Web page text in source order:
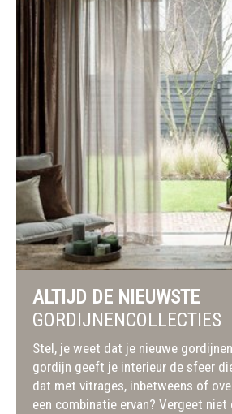
ALTIJD DE NIEUWSTE
GORDIJNENCOLLECTIES
Stel, je weet dat je nieuwe
gordijn geeft je interieur de sfeer
dat met vitrages, inbetweens of
een combinatie ervan? Vergeet niet